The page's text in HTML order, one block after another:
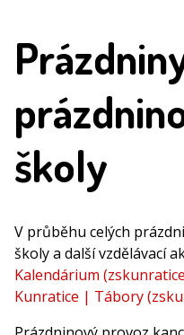
školy
V průběhu celých
školy a další vzdělávací
Kalendárium
Kunratice | Tábory